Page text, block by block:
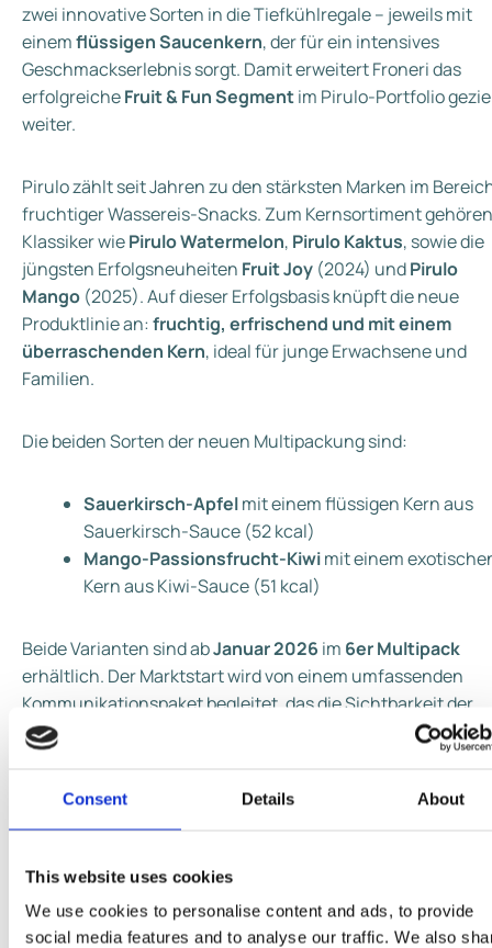
Consent Details About
This website uses cookies
We use cookies to personalise content and ads, to provide
social media features and to analyse our traffic. We also
zwei innovative Sorten in die Tiefkühlregale – jeweils mit
einemflüssigen Saucenkern, der für ein intensives
Geschmackserlebnis sorgt. Damit erweitert Froneri das
erfolgreicheFruit & Fun Segmentim Pirulo‑Portfolio
weiter.
Pirulo zählt seit Jahren zu den stärksten Marken im
fruchtiger Wassereis‑Snacks. Zum Kernsortiment gehören
Klassiker wiePirulo Watermelon, Pirulo Kaktus, sowie die
jüngsten Erfolgsneuheiten Fruit Joy (2024) undPirulo
Mango (2025). Auf dieser Erfolgsbasis knüpft die neue
Produktlinie an:fruchtig, erfrischend und mit einem
überraschenden Kern, ideal für junge Erwachsene und
Familien.
Die beiden Sorten der neuen Multipackung sind:
Sauerkirsch‑Apfelmit einem flüssigen Kern aus
Sauerkirsch‑Sauce (52 kcal)
Mango‑Passionsfrucht‑Kiwimit einem
Kern aus Kiwi‑Sauce (51 kcal)
Beide Varianten sind abJanuar 2026 im 6er Multipack
erhältlich. Der Marktstart wird von einem umfassenden
Kommunikationspaket begleitet, das die Sichtbarkeit der
Marke weiter steigern und das Neuprodukt
aufmerksamkeitsstark im Handel positionieren soll.
ein Snack‑Eis, das Spaß, Geschmack und Überraschung
kombiniert.